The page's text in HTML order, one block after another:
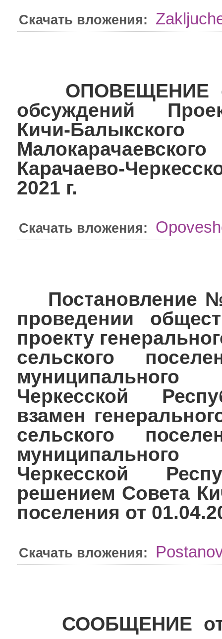
Скачать вложения:
ОПОВЕЩЕНИЕ о
обсуждений
Кичи-
Карачаево-
2021 г.
Скачать вложения:
Постановление
проведении
проекту
сельского
Черкесской
взамен
сельского
Черкесской
решением Совета
поселения от
Скачать вложения:
СООБЩЕНИЕ от